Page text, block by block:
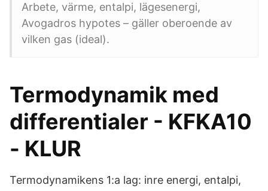
Arbete, värme, entalpi, lägesenergi,
Avogadros hypotes – gäller oberoende av
vilken gas (ideal).
Termodynamik med
differentialer - KFKA10
- KLUR
Termodynamikens 1:a lag: inre energi, entalpi,